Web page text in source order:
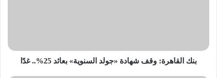
غدًا
بنك القاهرة: وقف شهادة «جولد السنوية» بعائد 25%.. غدًا